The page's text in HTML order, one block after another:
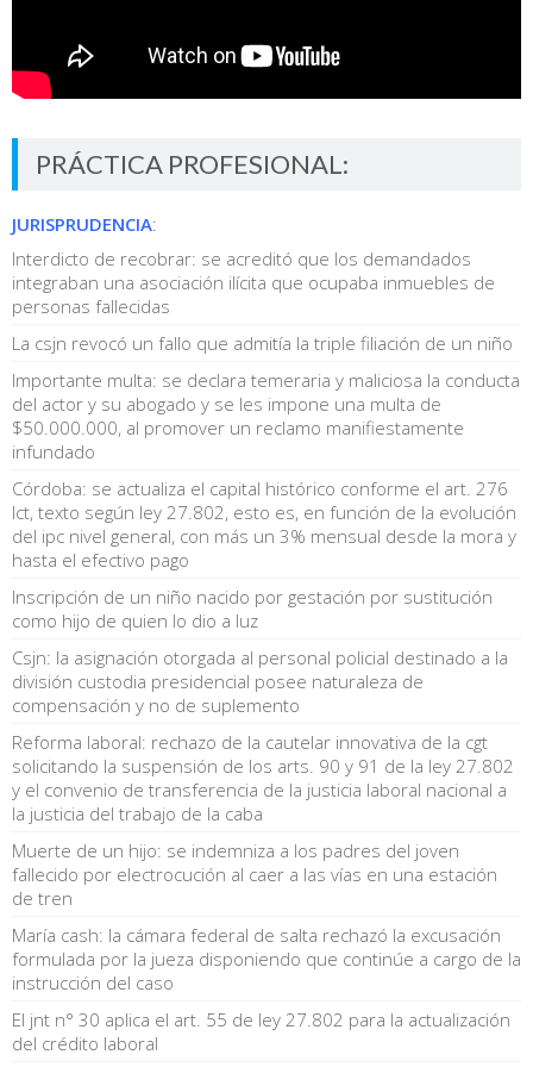
PRÁCTICA PROFESIONAL:
JURISPRUDENCIA:
Interdicto de recobrar: se acreditó que los demandados
integraban una asociación ilícita que ocupaba inmuebles de
personas fallecidas
La csjn revocó un fallo que admitía la triple filiación de un niño
Importante multa: se declara temeraria y maliciosa la conducta
del actor y su abogado y se les impone una multa de
$50.000.000, al promover un reclamo manifiestamente
infundado
Córdoba: se actualiza el capital histórico conforme el art. 276
lct, texto según ley 27.802, esto es, en función de la evolución
del ipc nivel general, con más un 3% mensual desde la mora y
hasta el efectivo pago
Inscripción de un niño nacido por gestación por sustitución
como hijo de quien lo dio a luz
Csjn: la asignación otorgada al personal policial destinado a la
división custodia presidencial posee naturaleza de
compensación y no de suplemento
Reforma laboral: rechazo de la cautelar innovativa de la cgt
solicitando la suspensión de los arts. 90 y 91 de la ley 27.802
y el convenio de transferencia de la justicia laboral nacional a
la justicia del trabajo de la caba
Muerte de un hijo: se indemniza a los padres del joven
fallecido por electrocución al caer a las vías en una estación
de tren
María cash: la cámara federal de salta rechazó la excusación
formulada por la jueza disponiendo que continúe a cargo de la
instrucción del caso
El jnt n° 30 aplica el art. 55 de ley 27.802 para la actualización
del crédito laboral